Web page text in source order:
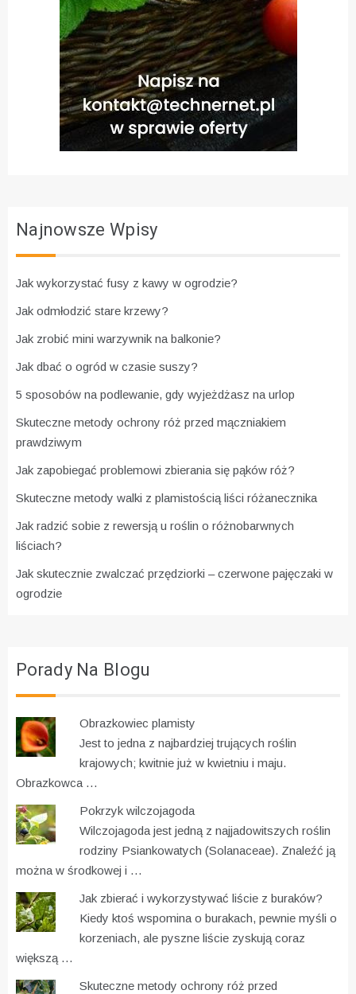
Najnowsze Wpisy
Jak wykorzystać fusy z kawy w ogrodzie?
Jak odmłodzić stare krzewy?
Jak zrobić mini warzywnik na balkonie?
Jak dbać o ogród w czasie suszy?
5 sposobów na podlewanie, gdy wyjeżdżasz na urlop
Skuteczne metody ochrony róż przed mączniakiem
prawdziwym
Jak zapobiegać problemowi zbierania się pąków róż?
Skuteczne metody walki z plamistością liści różanecznika
Jak radzić sobie z rewersją u roślin o różnobarwnych
liściach?
Jak skutecznie zwalczać przędziorki – czerwone pajęczaki w
ogrodzie
Porady Na Blogu
Obrazkowiec plamisty
Jest to jedna z najbardziej trujących roślin
krajowych; kwitnie już w kwietniu i maju.
Obrazkowca …
Pokrzyk wilczojagoda
Wilczojagoda jest jedną z najjadowitszych roślin
rodziny Psiankowatych (Solanaceae). Znaleźć ją
można w środkowej i …
Jak zbierać i wykorzystywać liście z buraków?
Kiedy ktoś wspomina o burakach, pewnie myśli o
korzeniach, ale pyszne liście zyskują coraz
większą …
Skuteczne metody ochrony róż przed